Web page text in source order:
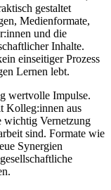
gestaltet
Medienformate,
und die
Inhalte.
einseitiger Prozess
Lernen lebt.
wertvolle Impulse.
Kolleg:innen aus
wichtig Vernetzung
sind. Formate wie
Synergien